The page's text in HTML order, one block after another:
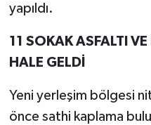
yapıldı.
11 SOKAK ASFALTI
HALE GELDİ
Yeni yerleşim bölgesi
önce sathi kaplama